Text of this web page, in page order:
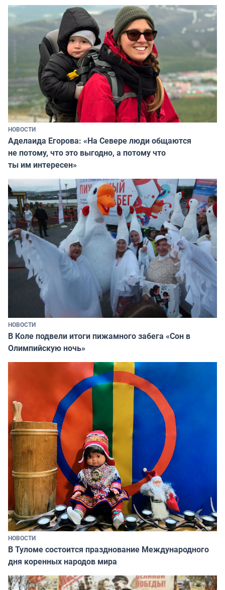
НОВОСТИ
Аделаида Егорова: «На Севере люди общаются
не потому, что это выгодно, а потому что
ты им интересен»
НОВОСТИ
В Коле подвели итоги пижамного забега «Сон в
Олимпийскую ночь»
НОВОСТИ
В Туломе состоится празднование Международного
дня коренных народов мира